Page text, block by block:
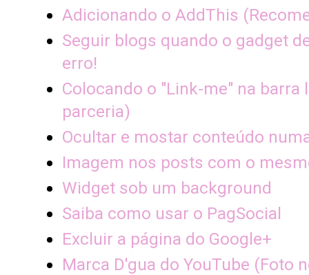
Adicionando o AddThis
Seguir blogs quando o gadget
erro!
Colocando o "Link-me" na barra
parceria)
Ocultar e mostar conteúdo
Imagem nos posts com o
Widget sob um background
Saiba como usar o PagSocial
Excluir a página do Google+
Marca D'gua do YouTube (Foto